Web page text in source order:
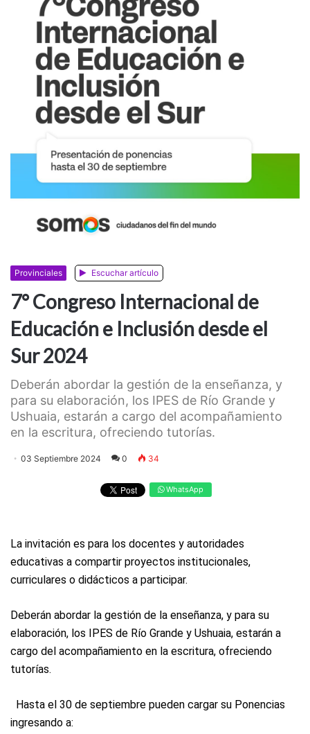
Provinciales Escuchar artículo
7° Congreso Internacional de
Educación e Inclusión desde el
Sur 2024
Deberán abordar la gestión de la enseñanza, y
para su elaboración, los IPES de Río Grande y
Ushuaia, estarán a cargo del acompañamiento
en la escritura, ofreciendo tutorías.
03 Septiembre 2024 0 34
WhatsApp
La invitación es para los docentes y autoridades
educativas a compartir proyectos institucionales,
curriculares o didácticos a participar.
Deberán abordar la gestión de la enseñanza, y para su
elaboración, los IPES de Río Grande y Ushuaia, estarán a
cargo del acompañamiento en la escritura, ofreciendo
tutorías.
Hasta el 30 de septiembre pueden cargar su Ponencias
ingresando a: